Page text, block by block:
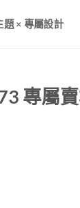
題 × 專屬設計
專屬